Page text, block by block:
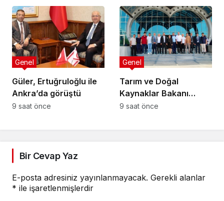
verilen vaatlerle
çözülemez
55 yıl hapis
Güler, Ertuğruloğlu ile
Ankra’da görüştü
Genel
9 saat önce
Tarım ve Doğal
Kaynaklar Bakanı
Çavuş “Büyük Harup
Genel
9 saat önce
Bir Cevap Yaz
E-posta adresiniz yayınlanmayacak. Gerekli alanlar
* ile işaretlenmişlerdir